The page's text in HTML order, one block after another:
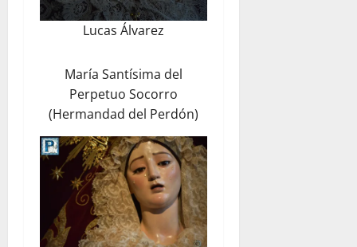
Lucas Álvarez
María Santísima del
Perpetuo Socorro
(Hermandad del Perdón)